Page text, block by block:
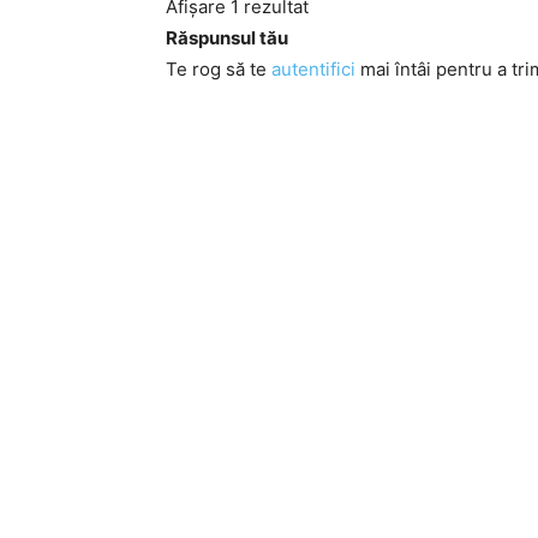
Afișare 1 rezultat
Răspunsul tău
Te rog să te autentifici mai întâi pentru a